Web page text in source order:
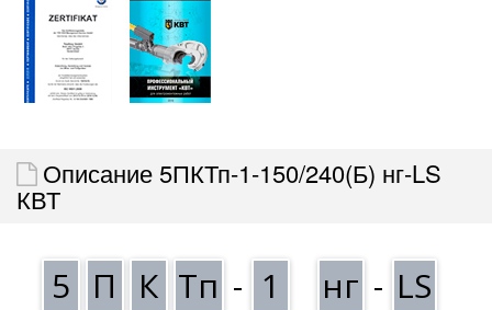
Описание 5ПКТп-1-150/240(Б) нг-LS
КВТ
5 П К Тп - 1 нг - LS